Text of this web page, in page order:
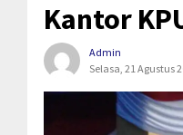
Kantor
Admin
Selasa, 21 Agustus